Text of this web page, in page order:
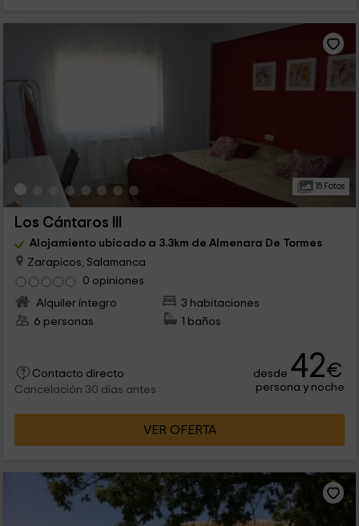
15 Fotos
Los Cántaros III
Alojamiento ubicado a 3.3km de Almenara De Tormes
Zarapicos, Salamanca
0 opiniones
Alquiler íntegro
3 habitaciones
6 personas
1 baños
Contacto directo
Cancelación 30 días antes
desde 42€
persona y noche
VER OFERTA